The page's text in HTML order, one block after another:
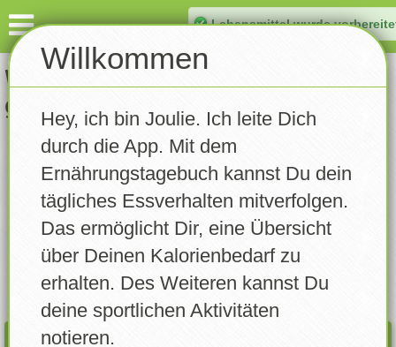
Dashboard
Gewicht notieren
Aktivität notieren
Tagebuch
Rezepte
Statistik
Welches Lebensmittel hast Du
gegessen?
09.08.2026
Kalorien: 0/0
Willkommen
Hey, ich bin Joulie. Ich leite Dich
durch die App. Mit dem
Ernährungstagebuch kannst Du dein
tägliches Essverhalten mitverfolgen.
Das ermöglicht Dir, eine Übersicht
über Deinen Kalorienbedarf zu
erhalten. Des Weiteren kannst Du
deine sportlichen Aktivitäten
notieren.
Lebensmittel wurde